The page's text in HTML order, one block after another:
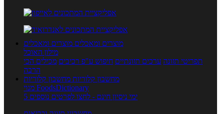
מוצרים ומאכלים מוצרים ומאכלים
מילון האוכל
תפריטי תזונה ערכים תזונתיים חיפוש ע"פ רכיבים מכילים הכי
הרבה
מחשבון קלוריות מחשבון קלוריות
מנוי FoodsDictionary
5 ימי ניסיון חינם - לחצו לפרטים נוספים